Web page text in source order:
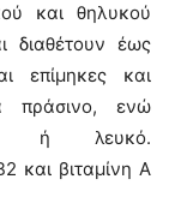
και θηλυκού
διαθέτουν έως
επίμηκες και
πράσινο, ενώ
ή λευκό.
και βιταμίνη Α